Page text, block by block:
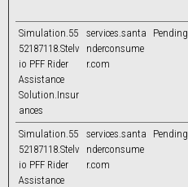
Simulation.55
52187118.Stelv
io PFF Rider
Assistance
Solution.Insur
ances
services.santa
nderconsume
r.com
Pending
Simulation.55
52187118.Stelv
io PFF Rider
Assistance
services.santa
nderconsume
r.com
Pending